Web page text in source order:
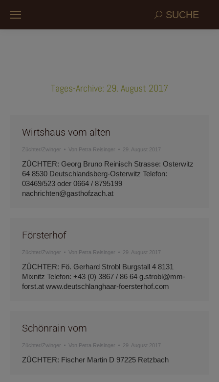
Search:SUCHE
Tages-Archive: 29. August 2017
Wirtshaus vom alten
Züchter/Zwinger Von Petra Reisinger 29. August 2017
ZÜCHTER: Georg Bruno Reinisch Strasse: Osterwitz
64 8530 Deutschlandsberg-Osterwitz Telefon:
03469/523 oder 0664 / 8795199
nachrichten@gasthofzach.at
Försterhof
Züchter/Zwinger Von Petra Reisinger 29. August 2017
ZÜCHTER: Fö. Gerhard Strobl Burgstall 4 8131
Mixnitz Telefon: +43 (0) 3867 / 86 64 g.strobl@mm-
forst.at www.deutschlanghaar-foersterhof.com
Schönrain vom
Züchter/Zwinger Von Petra Reisinger 29. August 2017
ZÜCHTER: Fischer Martin D 97225 Retzbach